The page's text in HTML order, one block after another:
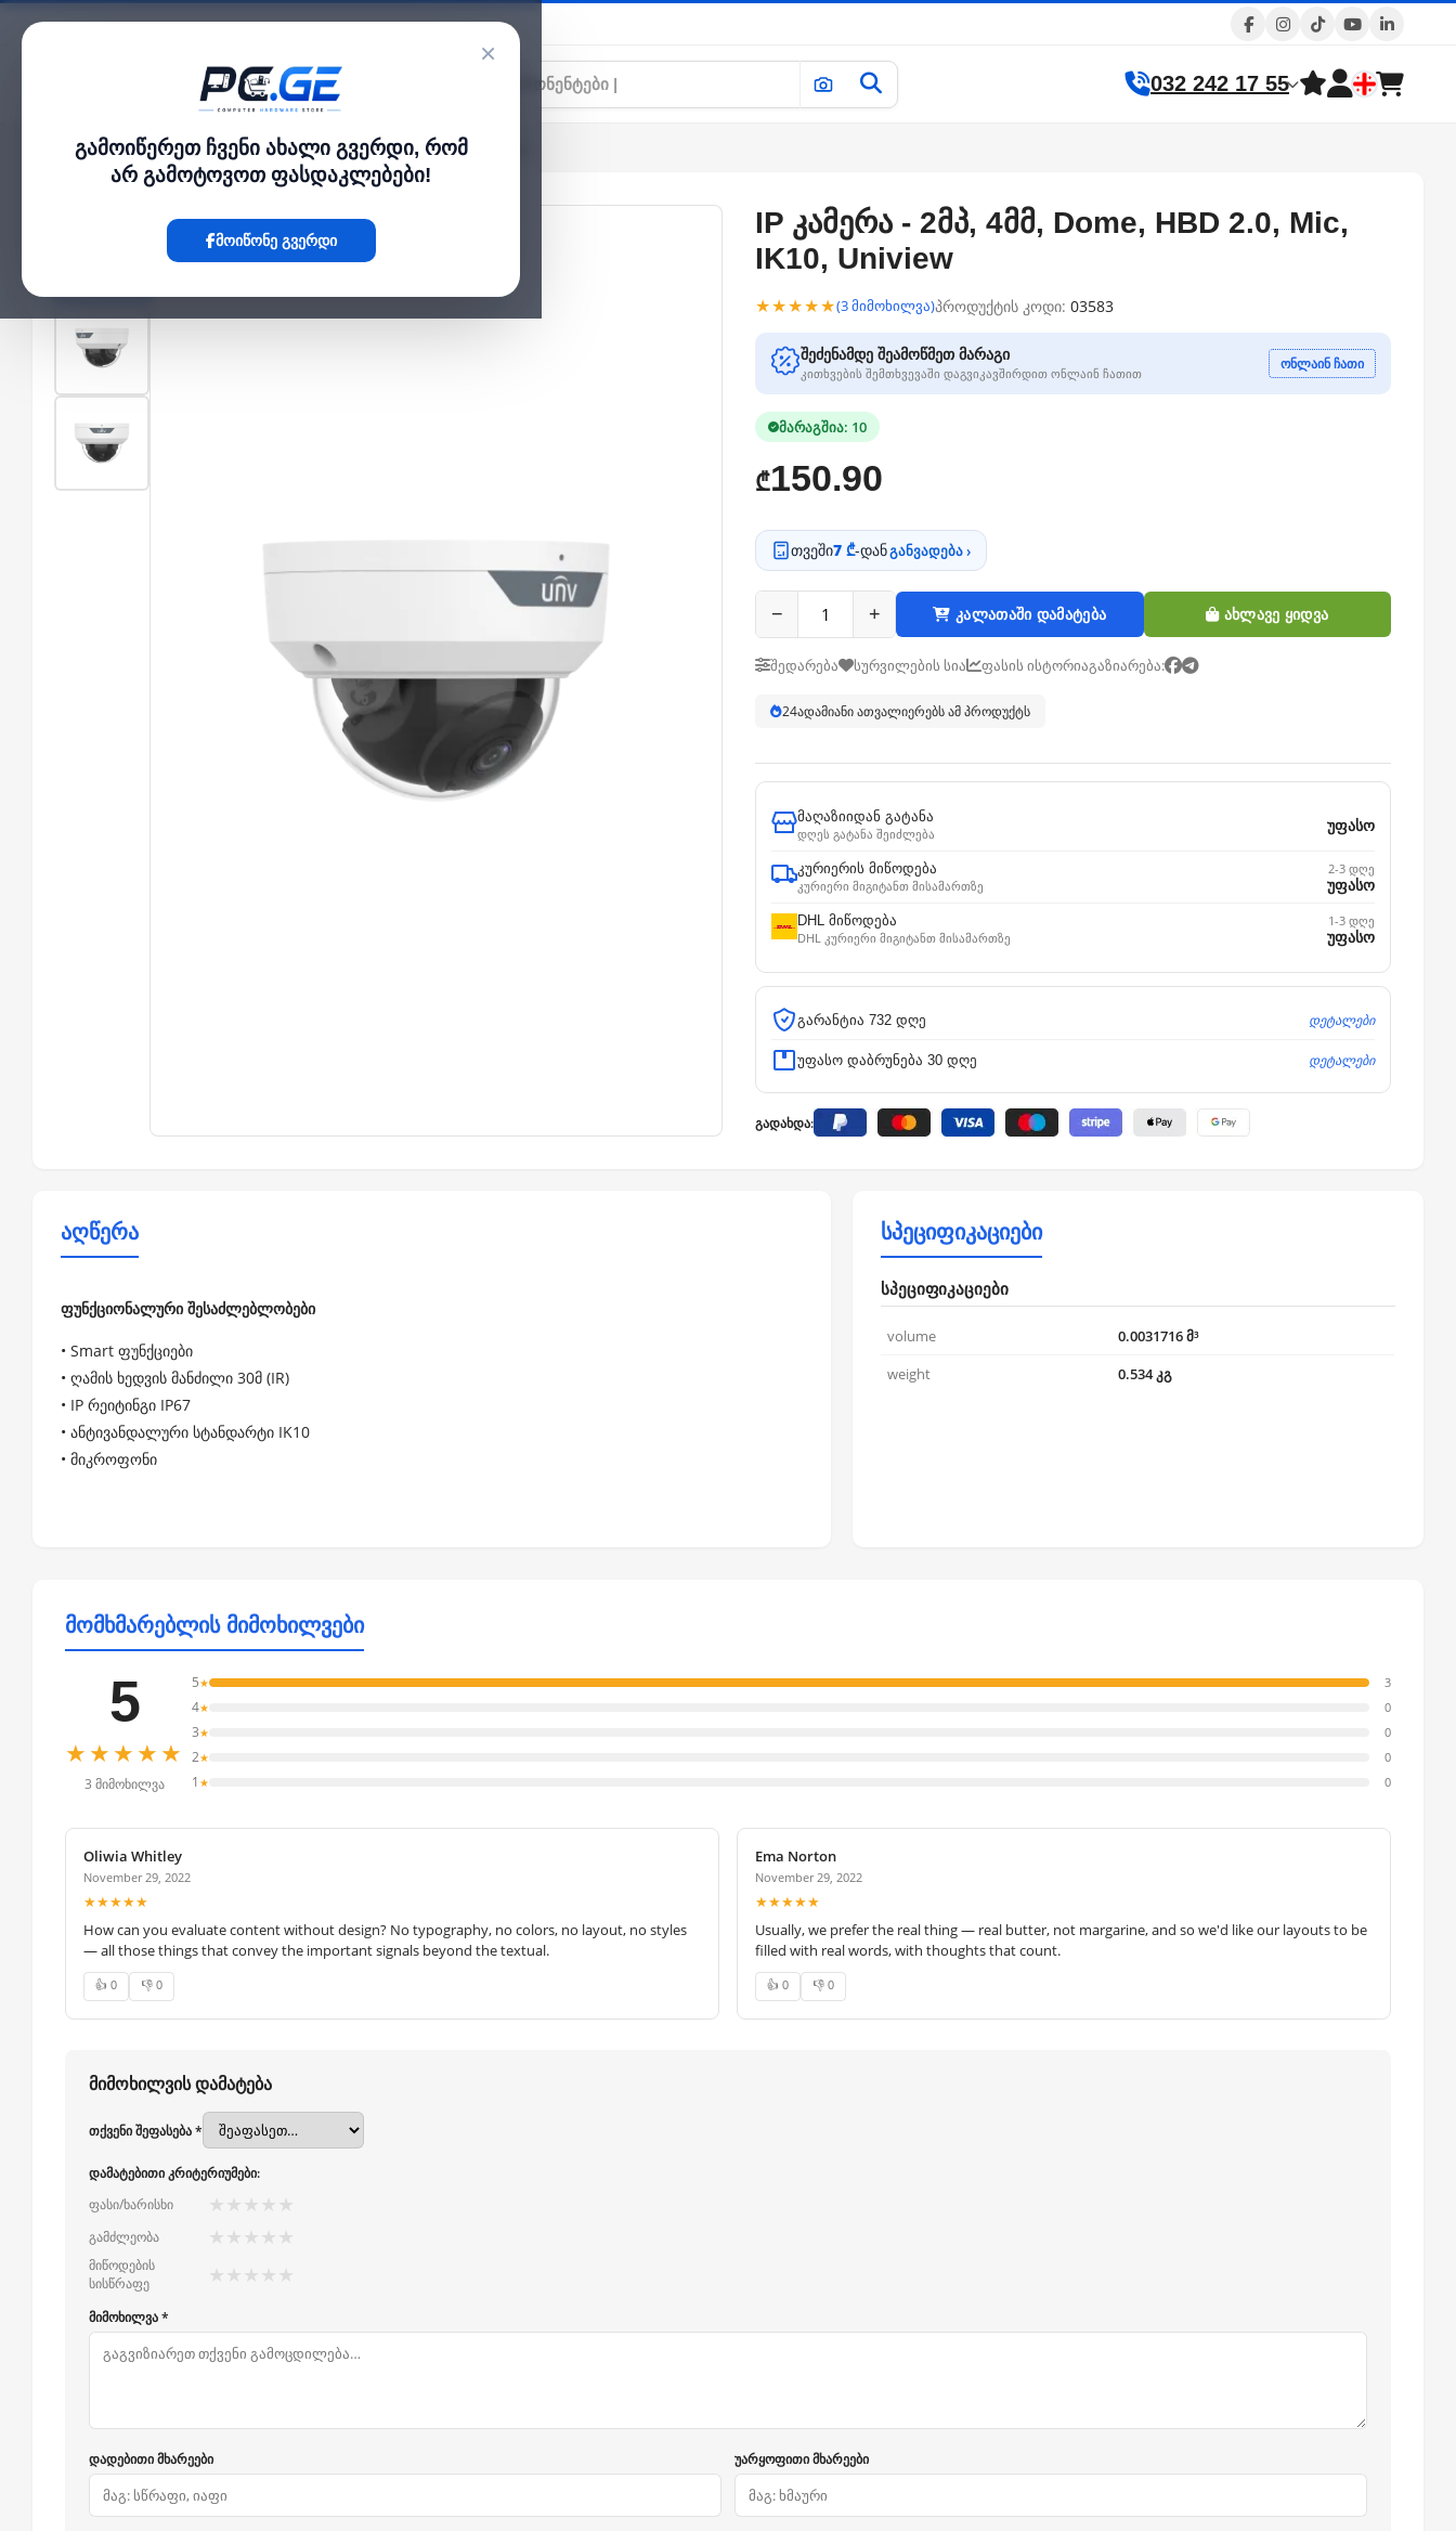
×
გამოიწერეთ ჩვენი ახალი გვერდი, რომ
არ გამოტოვოთ ფასდაკლებები!
მოიწონე გვერდი
კატალოგი 032 242 17 55
მთავარი›გარე IP კამერები›IP კამერა - 2მპ, 4მმ, Dome, HBD 2.0, Mic, IK10, Uniview
IP კამერა - 2მპ, 4მმ, Dome, HBD 2.0, Mic,
IK10, Uniview
★★★★★(3 მიმოხილვა)პროდუქტის კოდი: 03583
შეძენამდე შეამოწმეთ მარაგი
კითხვების შემთხვევაში დაგვიკავშირდით ონლაინ ჩათით
ონლაინ ჩათი
მარაგშია: 10
₾150.90
თვეში7 ₾-დანგანვადება ›
− + კალათაში დამატება ახლავე ყიდვა
შედარება სურვილების სია ფასის ისტორიაგაზიარება:
24ადამიანი ათვალიერებს ამ პროდუქტს
მაღაზიიდან გატანა
დღეს გატანა შეიძლება
უფასო
კურიერის მიწოდება
კურიერი მიგიტანთ მისამართზე
2-3 დღე
უფასო
DHL მიწოდება
DHL კურიერი მიგიტანთ მისამართზე
1-3 დღე
უფასო
გარანტია 732 დღე დეტალები
უფასო დაბრუნება 30 დღე დეტალები
გადახდა:
აღწერა
ფუნქციონალური შესაძლებლობები
• Smart ფუნქციები
• ღამის ხედვის მანძილი 30მ (IR)
• IP რეიტინგი IP67
• ანტივანდალური სტანდარტი IK10
• მიკროფონი
სპეციფიკაციები
სპეციფიკაციები
volume
0.0031716 მ³
weight
0.534 კგ
მომხმარებლის მიმოხილვები
5
★★★★★
3 მიმოხილვა
5★ 3
4★ 0
3★ 0
2★ 0
1 ★ 0
Oliwia Whitley
November 29, 2022
★★★★★
How can you evaluate content without design? No typography, no colors, no layout, no styles
— all those things that convey the important signals beyond the textual.
👍 0 👎 0
Ema Norton
November 29, 2022
★★★★★
Usually, we prefer the real thing — real butter, not margarine, and so we'd like our layouts to be
filled with real words, with thoughts that count.
👍 0 👎 0
მიმოხილვის დამატება
თქვენი შეფასება *
დამატებითი კრიტერიუმები:
ფასი/ხარისხი
★ ★ ★ ★ ★
გამძლეობა ★ ★ ★ ★ ★
მიწოდების
სისწრაფე
★ ★ ★ ★ ★
მიმოხილვა *
დადებითი მხარეები უარყოფითი მხარეები